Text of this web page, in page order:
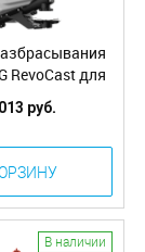
RevoCast для
XAG V40
руб.
В наличии